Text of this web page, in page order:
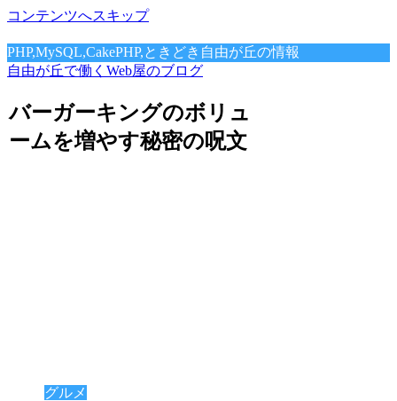
コンテンツへスキップ
PHP,MySQL,CakePHP,ときどき自由が丘の情報
自由が丘で働くWeb屋のブログ
バーガーキングのボリュ
ームを増やす秘密の呪文
グルメ